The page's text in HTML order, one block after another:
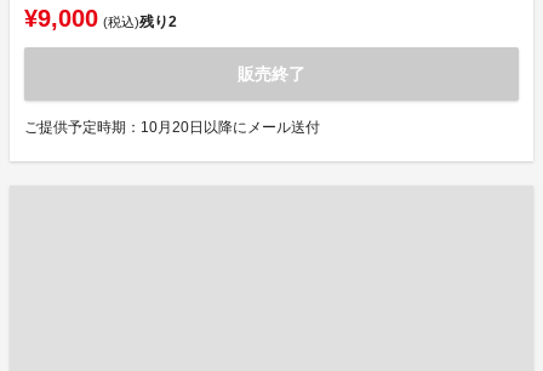
¥9,000 (税込)残り2
販売終了
ご提供予定時期：10月20日以降にメール送付